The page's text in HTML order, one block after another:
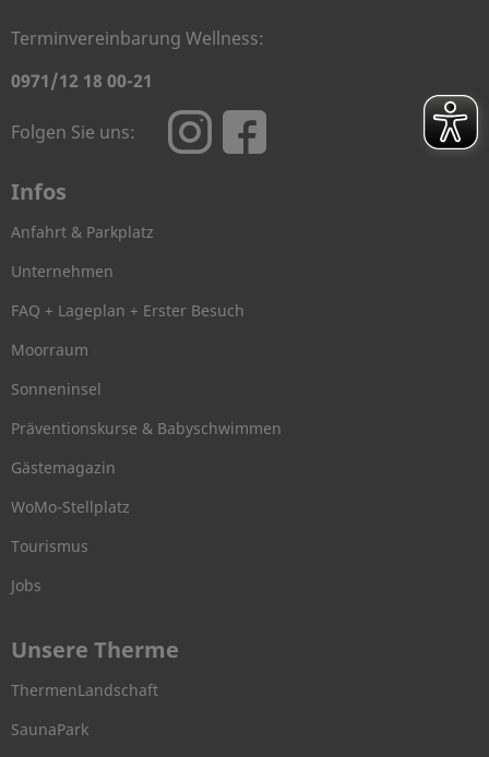
Terminvereinbarung Wellness:
0971/12 18 00-21
Folgen Sie uns:
Infos
Anfahrt & Parkplatz
Unternehmen
FAQ + Lageplan + Erster Besuch
Moorraum
Sonneninsel
Präventionskurse & Babyschwimmen
Gästemagazin
WoMo-Stellplatz
Tourismus
Jobs
Unsere Therme
ThermenLandschaft
SaunaPark